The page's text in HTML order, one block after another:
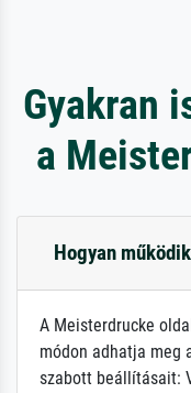
Gyakran
a
Hogyan
A Meisterdrucke
módon adhatja meg
szabott beállításait: